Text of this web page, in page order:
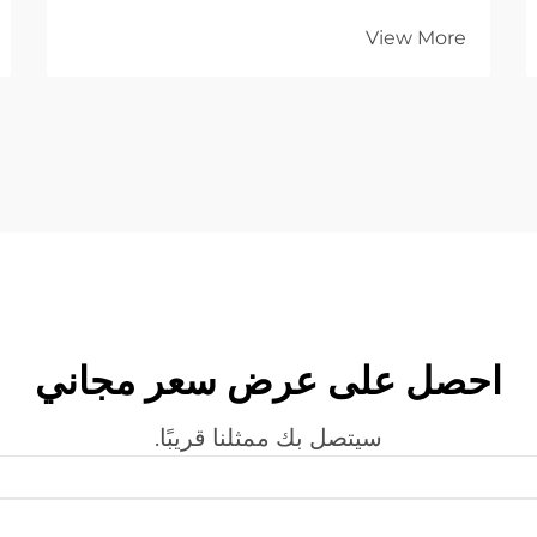
نطاق واسع. وتوفِّر هذه الأنظمة المتقدمة دقةً
View More
احصل على عرض سعر مجاني
سيتصل بك ممثلنا قريبًا.